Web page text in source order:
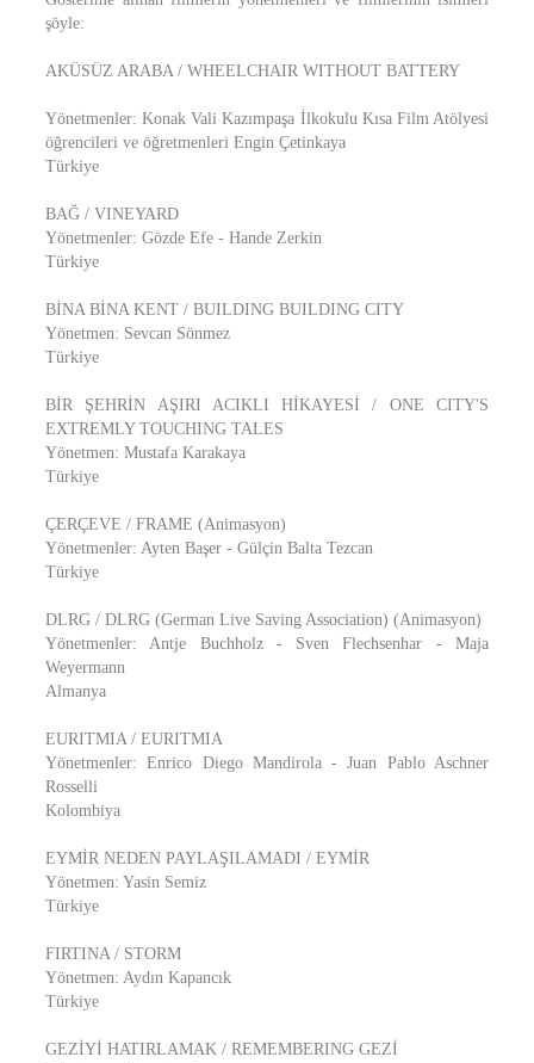
şöyle:
AKÜSÜZ ARABA / WHEELCHAIR WITHOUT BATTERY
Yönetmenler: Konak Vali Kazımpaşa İlkokulu Kısa Film Atölyesi
öğrencileri ve öğretmenleri Engin Çetinkaya
Türkiye
BAĞ / VINEYARD
Yönetmenler: Gözde Efe - Hande Zerkin
Türkiye
BİNA BİNA KENT / BUILDING BUILDING CITY
Yönetmen: Sevcan Sönmez
Türkiye
BİR ŞEHRİN AŞIRI ACIKLI HİKAYESİ / ONE CITY'S
EXTREMLY TOUCHING TALES
Yönetmen: Mustafa Karakaya
Türkiye
ÇERÇEVE / FRAME (Animasyon)
Yönetmenler: Ayten Başer - Gülçin Balta Tezcan
Türkiye
DLRG / DLRG (German Live Saving Association) (Animasyon)
Yönetmenler: Antje Buchholz - Sven Flechsenhar - Maja
Weyermann
Almanya
EURITMIA / EURITMIA
Yönetmenler: Enrico Diego Mandirola - Juan Pablo Aschner
Rosselli
Kolombiya
EYMİR NEDEN PAYLAŞILAMADI / EYMİR
Yönetmen: Yasin Semiz
Türkiye
FIRTINA / STORM
Yönetmen: Aydın Kapancık
Türkiye
GEZİYİ HATIRLAMAK / REMEMBERING GEZİ